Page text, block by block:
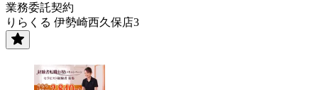
業務委託契約
りらくる 伊勢崎西久保店3